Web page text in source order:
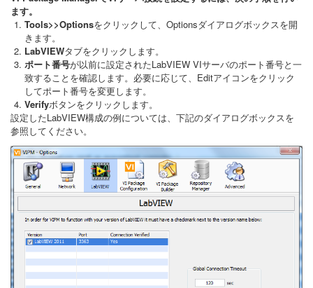
ます。
Tools>>Optionsをクリックして、Optionsダイアログボックスを開
きます。
LabVIEWタブをクリックします。
ポート番号が以前に設定されたLabVIEW VIサーバのポート番号と一
致することを確認します。必要に応じて、Editアイコンをクリック
してポート番号を変更します。
Verifyボタンをクリックします。
設定したLabVIEW構成の例については、下記のダイアログボックスを
参照してください。